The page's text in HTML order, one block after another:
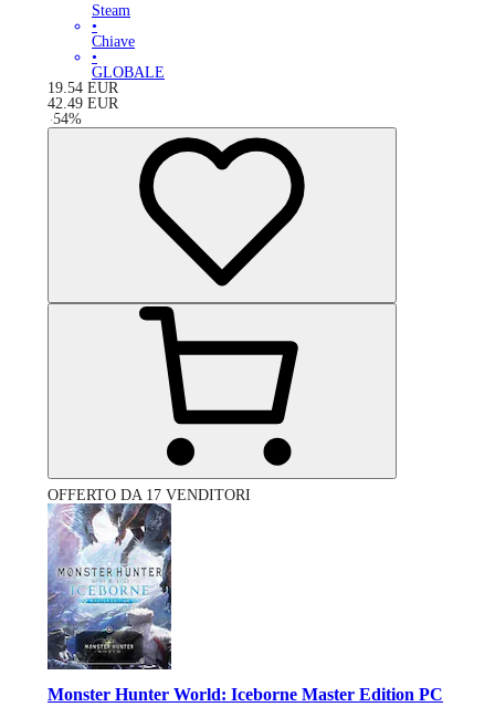
Steam
•
Chiave
•
GLOBALE
19.54 EUR
42.49 EUR
-54%
OFFERTO DA 17 VENDITORI
Monster Hunter World: Iceborne Master Edition PC